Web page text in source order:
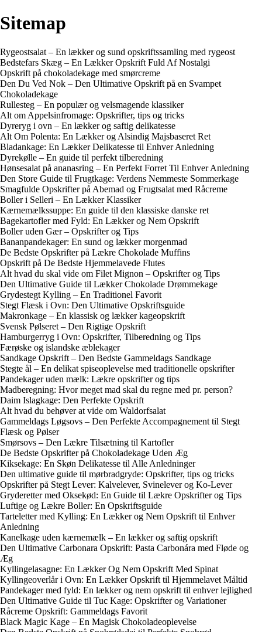
Sitemap
Rygeostsalat – En lækker og sund opskriftssamling med rygeost
Bedstefars Skæg – En Lækker Opskrift Fuld Af Nostalgi
Opskrift på chokoladekage med smørcreme
Den Du Ved Nok – Den Ultimative Opskrift på en Svampet
Chokoladekage
Rullesteg – En populær og velsmagende klassiker
Alt om Appelsinfromage: Opskrifter, tips og tricks
Dyreryg i ovn – En lækker og saftig delikatesse
Alt Om Polenta: En Lækker og Alsindig Majsbaseret Ret
Bladankage: En Lækker Delikatesse til Enhver Anledning
Dyrekølle – En guide til perfekt tilberedning
Hønsesalat på ananasring – En Perfekt Forret Til Enhver Anledning
Den Store Guide til Frugtkage: Verdens Nemmeste Sommerkage
Smagfulde Opskrifter på Abemad og Frugtsalat med Råcreme
Boller i Selleri – En Lækker Klassiker
Kærnemælkssuppe: En guide til den klassiske danske ret
Bagekartofler med Fyld: En Lækker og Nem Opskrift
Boller uden Gær – Opskrifter og Tips
Bananpandekager: En sund og lækker morgenmad
De Bedste Opskrifter på Lækre Chokolade Muffins
Opskrift på De Bedste Hjemmelavede Flutes
Alt hvad du skal vide om Filet Mignon – Opskrifter og Tips
Den Ultimative Guide til Lækker Chokolade Drømmekage
Grydestegt Kylling – En Traditionel Favorit
Stegt Flæsk i Ovn: Den Ultimative Opskriftsguide
Makronkage – En klassisk og lækker kageopskrift
Svensk Pølseret – Den Rigtige Opskrift
Hamburgerryg i Ovn: Opskrifter, Tilberedning og Tips
Færøske og islandske æblekager
Sandkage Opskrift – Den Bedste Gammeldags Sandkage
Stegte ål – En delikat spiseoplevelse med traditionelle opskrifter
Pandekager uden mælk: Lækre opskrifter og tips
Madberegning: Hvor meget mad skal du regne med pr. person?
Daim Islagkage: Den Perfekte Opskrift
Alt hvad du behøver at vide om Waldorfsalat
Gammeldags Løgsovs – Den Perfekte Accompagnement til Stegt
Flæsk og Pølser
Smørsovs – Den Lækre Tilsætning til Kartofler
De Bedste Opskrifter på Chokoladekage Uden Æg
Kiksekage: En Skøn Delikatesse til Alle Anledninger
Den ultimative guide til mørbradgryde: Opskrifter, tips og tricks
Opskrifter på Stegt Lever: Kalvelever, Svinelever og Ko-Lever
Gryderetter med Oksekød: En Guide til Lækre Opskrifter og Tips
Luftige og Lækre Boller: En Opskriftsguide
Tarteletter med Kylling: En Lækker og Nem Opskrift til Enhver
Anledning
Kanelkage uden kærnemælk – En lækker og saftig opskrift
Den Ultimative Carbonara Opskrift: Pasta Carbonára med Fløde og
Æg
Kyllingelasagne: En Lækker Og Nem Opskrift Med Spinat
Kyllingeoverlår i Ovn: En Lækker Opskrift til Hjemmelavet Måltid
Pandekager med fyld: En lækker og nem opskrift til enhver lejlighed
Den Ultimative Guide til Tuc Kage: Opskrifter og Variationer
Råcreme Opskrift: Gammeldags Favorit
Black Magic Kage – En Magisk Chokoladeoplevelse